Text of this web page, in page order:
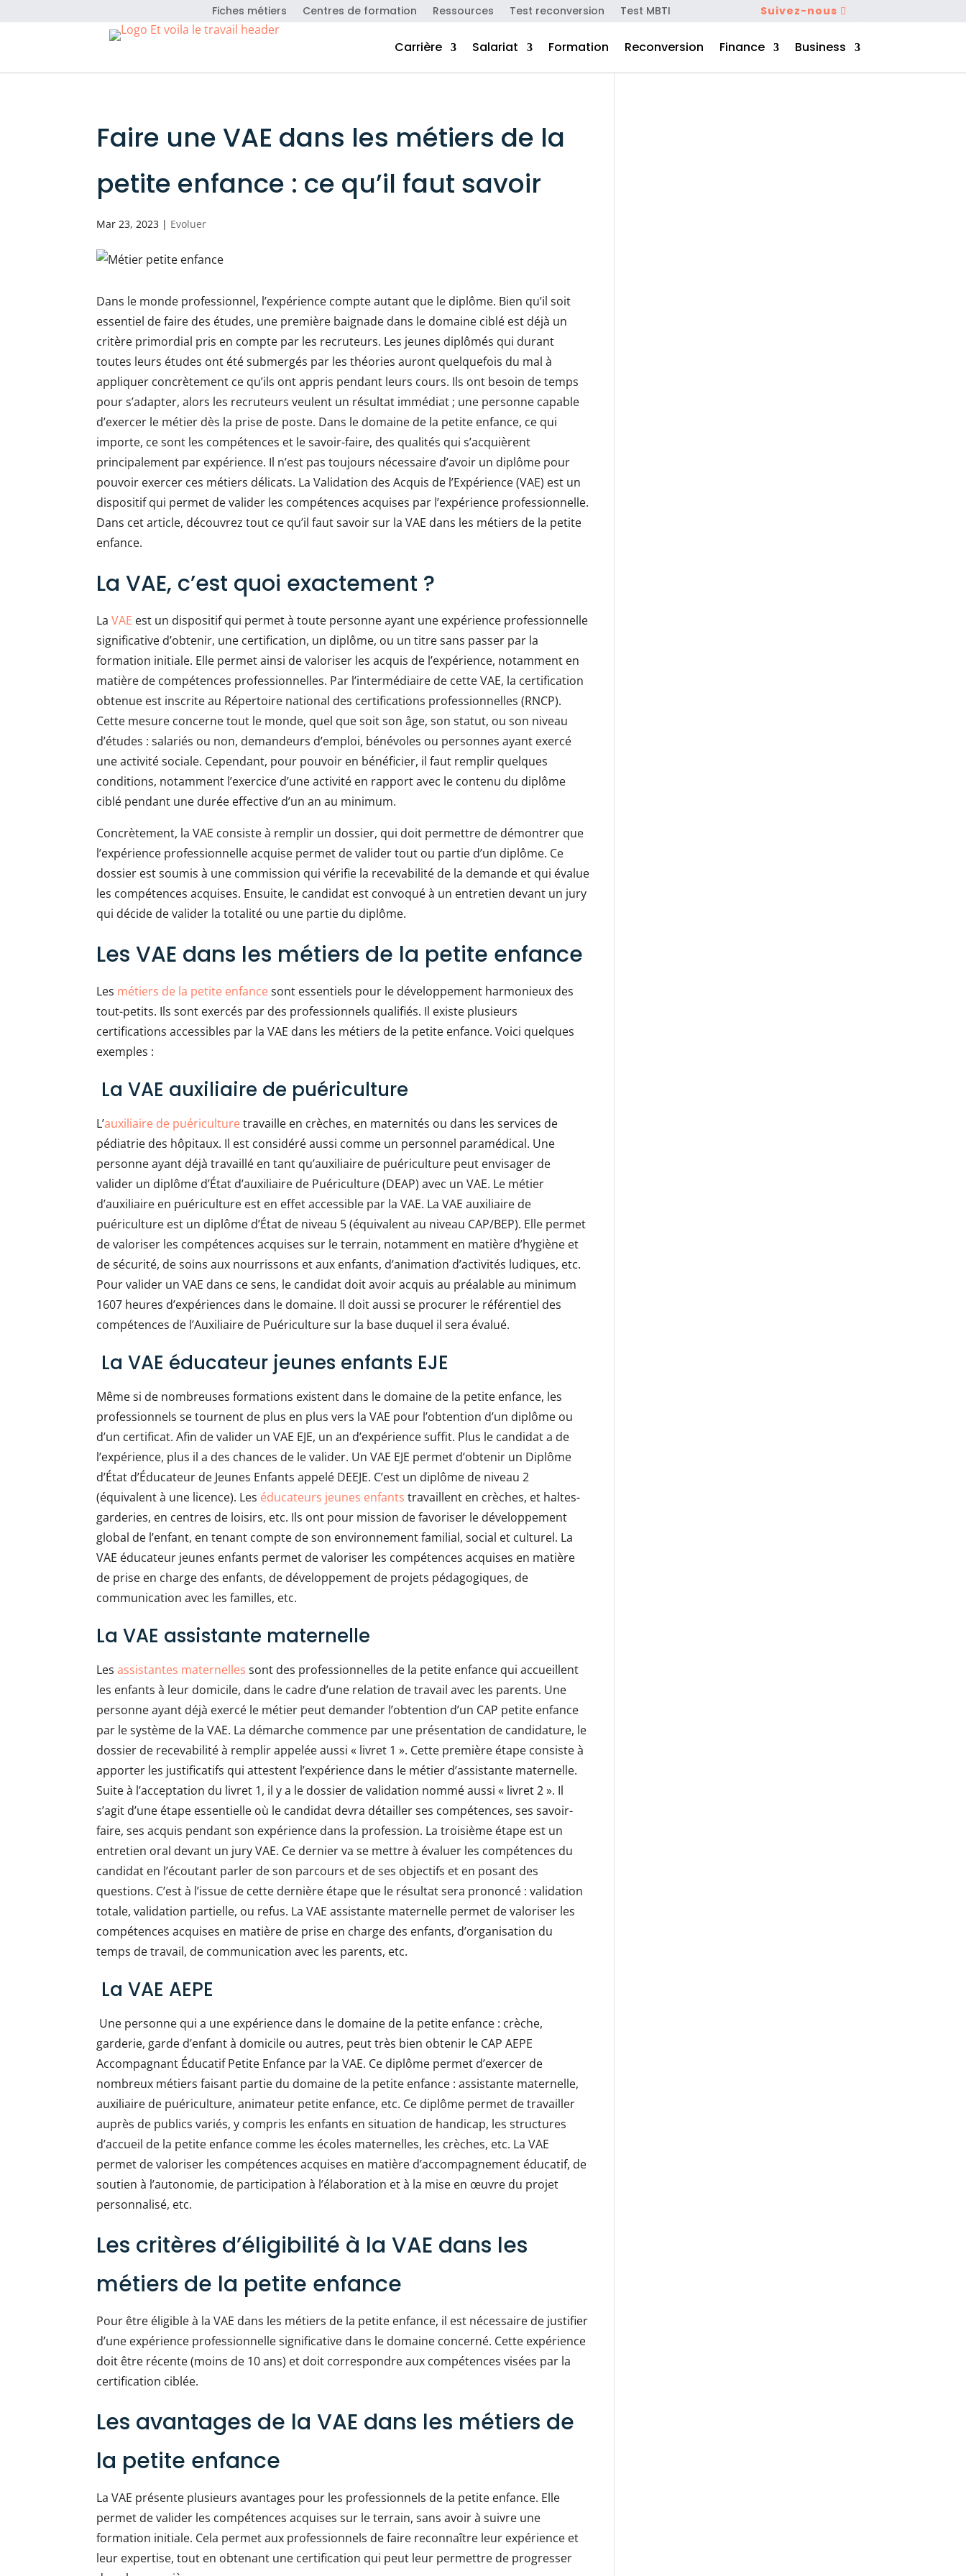
Fiches métiers Centres de formation Ressources Test reconversion Test MBTI Suivez-nous
Carrière Salariat Formation Reconversion Finance Business
Faire une VAE dans les métiers de la
petite enfance : ce qu’il faut savoir
Mar 23, 2023 | Evoluer
Dans le monde professionnel, l’expérience compte autant que le diplôme. Bien qu’il soit
essentiel de faire des études, une première baignade dans le domaine ciblé est déjà un
critère primordial pris en compte par les recruteurs. Les jeunes diplômés qui durant
toutes leurs études ont été submergés par les théories auront quelquefois du mal à
appliquer concrètement ce qu’ils ont appris pendant leurs cours. Ils ont besoin de temps
pour s’adapter, alors les recruteurs veulent un résultat immédiat ; une personne capable
d’exercer le métier dès la prise de poste. Dans le domaine de la petite enfance, ce qui
importe, ce sont les compétences et le savoir-faire, des qualités qui s’acquièrent
principalement par expérience. Il n’est pas toujours nécessaire d’avoir un diplôme pour
pouvoir exercer ces métiers délicats. La Validation des Acquis de l’Expérience (VAE) est un
dispositif qui permet de valider les compétences acquises par l’expérience professionnelle.
Dans cet article, découvrez tout ce qu’il faut savoir sur la VAE dans les métiers de la petite
enfance.
La VAE, c’est quoi exactement ?
LaVAE est un dispositif qui permet à toute personne ayant une expérience professionnelle
significative d’obtenir, une certification, un diplôme, ou un titre sans passer par la
formation initiale. Elle permet ainsi de valoriser les acquis de l’expérience, notamment en
matière de compétences professionnelles. Par l’intermédiaire de cette VAE, la certification
obtenue est inscrite au Répertoire national des certifications professionnelles (RNCP).
Cette mesure concerne tout le monde, quel que soit son âge, son statut, ou son niveau
d’études : salariés ou non, demandeurs d’emploi, bénévoles ou personnes ayant exercé
une activité sociale. Cependant, pour pouvoir en bénéficier, il faut remplir quelques
conditions, notamment l’exercice d’une activité en rapport avec le contenu du diplôme
ciblé pendant une durée effective d’un an au minimum.
Concrètement, la VAE consiste à remplir un dossier, qui doit permettre de démontrer que
l’expérience professionnelle acquise permet de valider tout ou partie d’un diplôme. Ce
dossier est soumis à une commission qui vérifie la recevabilité de la demande et qui évalue
les compétences acquises. Ensuite, le candidat est convoqué à un entretien devant un jury
qui décide de valider la totalité ou une partie du diplôme.
Les VAE dans les métiers de la petite enfance
Les métiers de la petite enfancesont essentiels pour le développement harmonieux des
tout-petits. Ils sont exercés par des professionnels qualifiés. Il existe plusieurs
certifications accessibles par la VAE dans les métiers de la petite enfance. Voici quelques
exemples :
La VAE auxiliaire de puériculture
L’auxiliaire de puériculturetravaille en crèches, en maternités ou dans les services de
pédiatrie des hôpitaux. Il est considéré aussi comme un personnel paramédical. Une
personne ayant déjà travaillé en tant qu’auxiliaire de puériculture peut envisager de
valider un diplôme d’État d’auxiliaire de Puériculture (DEAP) avec un VAE. Le métier
d’auxiliaire en puériculture est en effet accessible par la VAE. La VAE auxiliaire de
puériculture est un diplôme d’État de niveau 5 (équivalent au niveau CAP/BEP). Elle permet
de valoriser les compétences acquises sur le terrain, notamment en matière d’hygiène et
de sécurité, de soins aux nourrissons et aux enfants, d’animation d’activités ludiques, etc.
Pour valider un VAE dans ce sens, le candidat doit avoir acquis au préalable au minimum
1607 heures d’expériences dans le domaine. Il doit aussi se procurer le référentiel des
compétences de l’Auxiliaire de Puériculture sur la base duquel il sera évalué.
La VAE éducateur jeunes enfants EJE
Même si de nombreuses formations existent dans le domaine de la petite enfance, les
professionnels se tournent de plus en plus vers la VAE pour l’obtention d’un diplôme ou
d’un certificat. Afin de valider un VAE EJE, un an d’expérience suffit. Plus le candidat a de
l’expérience, plus il a des chances de le valider. Un VAE EJE permet d’obtenir un Diplôme
d’État d’Éducateur de Jeunes Enfants appelé DEEJE. C’est un diplôme de niveau 2
(équivalent à une licence). Les éducateurs jeunes enfants travaillent en crèches, et haltes-
garderies, en centres de loisirs, etc. Ils ont pour mission de favoriser le développement
global de l’enfant, en tenant compte de son environnement familial, social et culturel. La
VAE éducateur jeunes enfants permet de valoriser les compétences acquises en matière
de prise en charge des enfants, de développement de projets pédagogiques, de
communication avec les familles, etc.
La VAE assistante maternelle
Lesassistantes maternelles sont des professionnelles de la petite enfance qui accueillent
les enfants à leur domicile, dans le cadre d’une relation de travail avec les parents. Une
personne ayant déjà exercé le métier peut demander l’obtention d’un CAP petite enfance
par le système de la VAE. La démarche commence par une présentation de candidature, le
dossier de recevabilité à remplir appelée aussi « livret 1 ». Cette première étape consiste à
apporter les justificatifs qui attestent l’expérience dans le métier d’assistante maternelle.
Suite à l’acceptation du livret 1, il y a le dossier de validation nommé aussi « livret 2 ». Il
s’agit d’une étape essentielle où le candidat devra détailler ses compétences, ses savoir-
faire, ses acquis pendant son expérience dans la profession. La troisième étape est un
entretien oral devant un jury VAE. Ce dernier va se mettre à évaluer les compétences du
candidat en l’écoutant parler de son parcours et de ses objectifs et en posant des
questions. C’est à l’issue de cette dernière étape que le résultat sera prononcé : validation
totale, validation partielle, ou refus. La VAE assistante maternelle permet de valoriser les
compétences acquises en matière de prise en charge des enfants, d’organisation du
temps de travail, de communication avec les parents, etc.
La VAE AEPE
Une personne qui a une expérience dans le domaine de la petite enfance : crèche,
garderie, garde d’enfant à domicile ou autres, peut très bien obtenir le CAP AEPE
Accompagnant Éducatif Petite Enfance par la VAE. Ce diplôme permet d’exercer de
nombreux métiers faisant partie du domaine de la petite enfance : assistante maternelle,
auxiliaire de puériculture, animateur petite enfance, etc. Ce diplôme permet de travailler
auprès de publics variés, y compris les enfants en situation de handicap, les structures
d’accueil de la petite enfance comme les écoles maternelles, les crèches, etc. La VAE
permet de valoriser les compétences acquises en matière d’accompagnement éducatif, de
soutien à l’autonomie, de participation à l’élaboration et à la mise en œuvre du projet
personnalisé, etc.
Les critères d’éligibilité à la VAE dans les
métiers de la petite enfance
Pour être éligible à la VAE dans les métiers de la petite enfance, il est nécessaire de justifier
d’une expérience professionnelle significative dans le domaine concerné. Cette expérience
doit être récente (moins de 10 ans) et doit correspondre aux compétences visées par la
certification ciblée.
Les avantages de la VAE dans les métiers de
la petite enfance
La VAE présente plusieurs avantages pour les professionnels de la petite enfance. Elle
permet de valider les compétences acquises sur le terrain, sans avoir à suivre une
formation initiale. Cela permet aux professionnels de faire reconnaître leur expérience et
leur expertise, tout en obtenant une certification qui peut leur permettre de progresser